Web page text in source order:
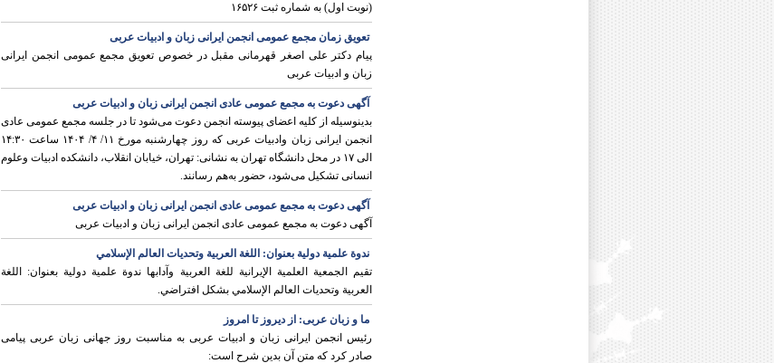
(نوبت اول) به شماره ثبت ۱۶۵۲۶
تعویق زمان مجمع عمومی انجمن ایرانی زبان و ادبیات عربی
پیام دکتر علی اصغر قهرمانی مقبل در خصوص تعویق مجمع عمومی انجمن ایرانی
زبان و ادبیات عربی
آگهی دعوت به مجمع عمومی عادی انجمن ایرانی زبان و ادبیات عربی
بدینوسیله از کلیه اعضای پیوسته انجمن دعوت می‌شود تا در جلسه مجمع عمومی عادی
انجمن ایرانی زبان وادبیات عربی که روز چهارشنبه مورخ ۱۱/ ۴/ ۱۴۰۴ ساعت ۱۴:۳۰
الی ۱۷ در محل دانشگاه تهران به نشانی: تهران، خیابان انقلاب، دانشکده ادبیات وعلوم
انسانی تشکیل می‌شود، حضور به‌هم رسانند.
آگهی دعوت به مجمع عمومی عادی انجمن ایرانی زبان و ادبیات عربی
آگهی دعوت به مجمع عمومی عادی انجمن ایرانی زبان و ادبیات عربی
ندوة علمية دولية بعنوان: اللغة العربية وتحديات العالم الإسلامي
تقيم الجمعية العلمية الإيرانية للغة العربية وآدابها ندوة علمية دولية بعنوان: اللغة
العربية وتحديات العالم الإسلامي بشكل افتراضي.
ما و زبان عربی: از دیروز تا امروز
رئیس انجمن ایرانی زبان و ادبیات عربی به مناسبت روز جهانی زبان عربی پیامی
صادر کرد که متن آن بدین شرح است: